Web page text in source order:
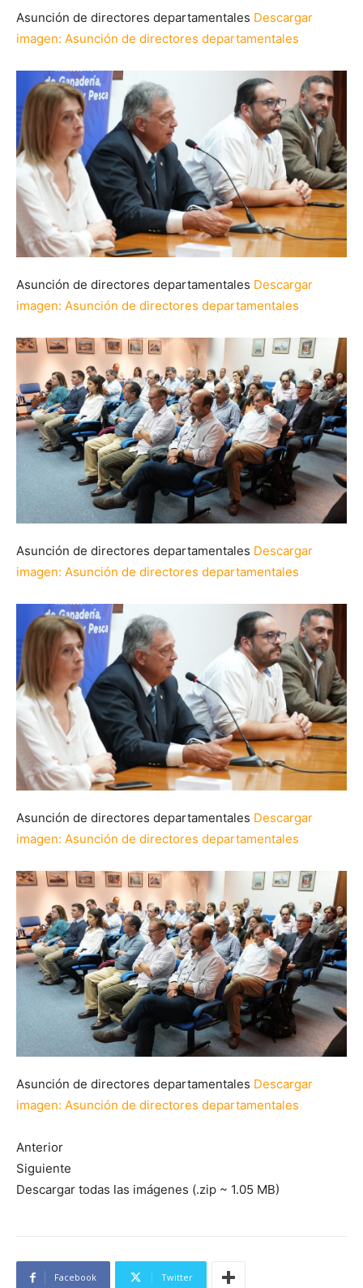
Asunción de directores departamentales Descargar
imagen: Asunción de directores departamentales
Asunción de directores departamentales Descargar
imagen: Asunción de directores departamentales
Asunción de directores departamentales Descargar
imagen: Asunción de directores departamentales
Asunción de directores departamentales Descargar
imagen: Asunción de directores departamentales
Asunción de directores departamentales Descargar
imagen: Asunción de directores departamentales
Anterior
Siguiente
Descargar todas las imágenes (.zip ~ 1.05 MB)
Facebook Twitter